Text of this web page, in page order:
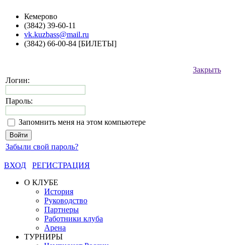
Кемерово
(3842) 39-60-11
vk.kuzbass@mail.ru
(3842) 66-00-84 [БИЛЕТЫ]
Закрыть
Логин:
Пароль:
Запомнить меня на этом компьютере
Забыли свой пароль?
ВХОД
РЕГИСТРАЦИЯ
О КЛУБЕ
История
Руководство
Партнеры
Работники клуба
Арена
ТУРНИРЫ